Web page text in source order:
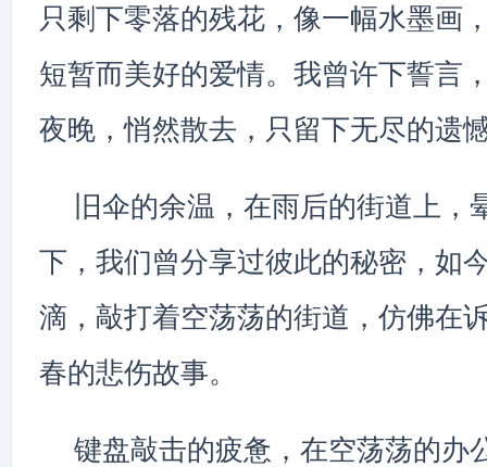
只剩下零落的残花，像一幅水墨画
短暂而美好的爱情。我曾许下誓言
夜晚，悄然散去，只留下无尽的遗
旧伞的余温，在雨后的街道上，
下，我们曾分享过彼此的秘密，如
滴，敲打着空荡荡的街道，仿佛在
春的悲伤故事。
键盘敲击的疲惫，在空荡荡的办